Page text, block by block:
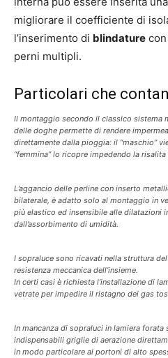
migliorare il coefficiente di
l’inserimento di blindature
perni multipli.
Particolari che
Il montaggio secondo il classico sistema
delle doghe permette di rendere
direttamente dalla pioggia: il “maschio”
“femmina” lo ricopre impedendo la risalita
L’aggancio delle perline con inserto
bilaterale, è adatto solo al montaggio in
più elastico ed insensibile alle dilatazioni
dall’assorbimento di umidità.
I sopraluce sono ricavati nella struttura
resistenza meccanica dell’insieme.
In certi casi è richiesta l’installazione di
vetrate per impedire il ristagno dei gas
In mancanza di sopraluci in lamiera
indispensabili griglie di aerazione
in modo particolare ai portoni di alto